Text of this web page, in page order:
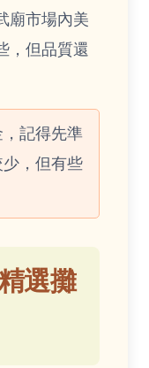
廟市場內美
，但品質還
記得先準
，但有些
選攤